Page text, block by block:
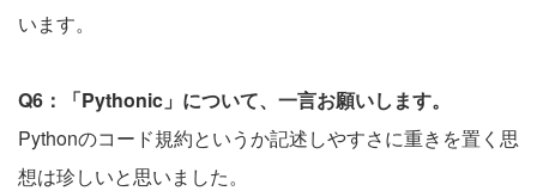
います。
Q6：「Pythonic」について、一言お願いします。
Pythonのコード規約というか記述しやすさに重きを置く思
想は珍しいと思いました。